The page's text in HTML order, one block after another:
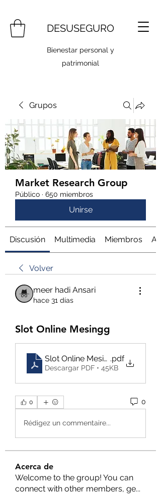
DESUSEGURO
Bienestar personal y
patrimonial
Grupos
Market Research Group
Público · 650 miembros
Unirse
Discusión Multimedia Miembros
Volver
meer hadi Ansari
hace 31 días
Slot Online Mesingg
Slot Online Mesingg.pdf
Descargar PDF • 45KB
0 0
Rédigez un commentaire...
Acerca de
Welcome to the group! You can
connect with other members, ge...